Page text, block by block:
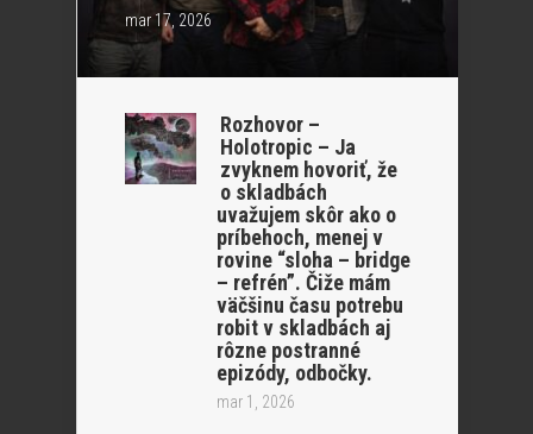
mar 17, 2026
Rozhovor –
Holotropic – Ja
zvyknem hovoriť, že
o skladbách
uvažujem skôr ako o
príbehoch, menej v
rovine “sloha – bridge
– refrén”. Čiže mám
väčšinu času potrebu
robit v skladbách aj
rôzne postranné
epizódy, odbočky.
mar 1, 2026